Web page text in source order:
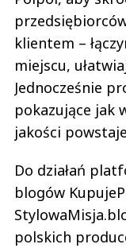
klientem –
miejscu,
Jednocześnie
pokazujące jak
jakości
Do działań
blogów
polskich